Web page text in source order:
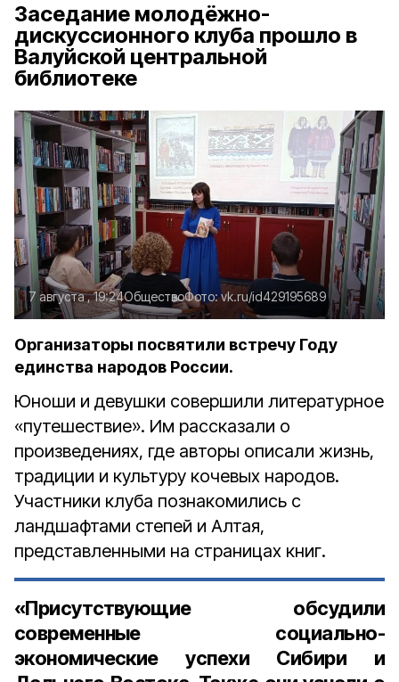
Заседание молодёжно-
дискуссионного клуба прошло в
Валуйской центральной
библиотеке
7 августа , 19:24ОбществоФото:vk.ru/id429195689
Организаторы посвятили встречу Году
единства народов России.
Юноши и девушки совершили литературное
«путешествие». Им рассказали о
произведениях, где авторы описали жизнь,
традиции и культуру кочевых народов.
Участники клуба познакомились с
ландшафтами степей и Алтая,
представленными на страницах книг.
«Присутствующие обсудили
современные социально-
экономические успехи Сибири и